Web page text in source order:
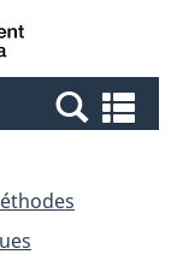
Canada
et